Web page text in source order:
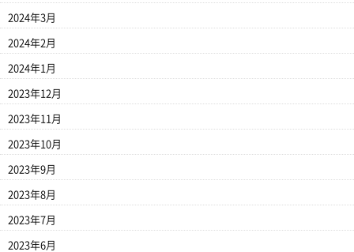
2024年3月
2024年2月
2024年1月
2023年12月
2023年11月
2023年10月
2023年9月
2023年8月
2023年7月
2023年6月